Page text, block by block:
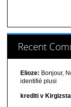
Recent
Elioze: Bonjour,
identifié plusi
krediti v